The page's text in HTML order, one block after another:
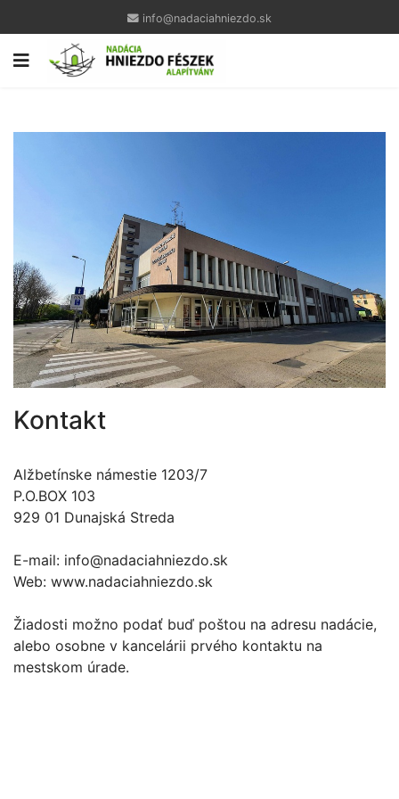
info@nadaciahniezdo.sk
Kontakt
Alžbetínske námestie 1203/7
P.O.BOX 103
929 01 Dunajská Streda
E-mail: info@nadaciahniezdo.sk
Web: www.nadaciahniezdo.sk
Žiadosti možno podať buď poštou na adresu nadácie,
alebo osobne v kancelárii prvého kontaktu na
mestskom úrade.